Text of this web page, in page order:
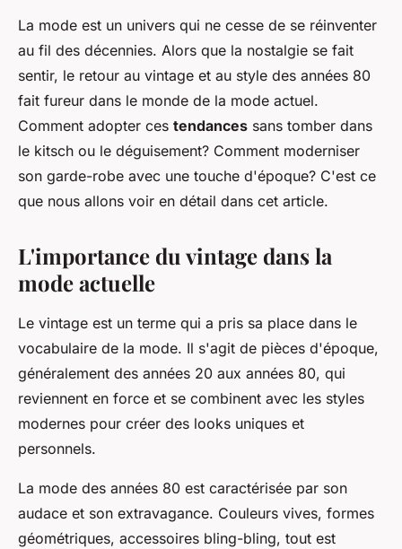
La mode est un univers qui ne cesse de se réinventer
au fil des décennies. Alors que la nostalgie se fait
sentir, le retour au vintage et au style des années 80
fait fureur dans le monde de la mode actuel.
Comment adopter ces tendances sans tomber dans
le kitsch ou le déguisement? Comment moderniser
son garde-robe avec une touche d'époque? C'est ce
que nous allons voir en détail dans cet article.
L'importance du vintage dans la
mode actuelle
Le vintage est un terme qui a pris sa place dans le
vocabulaire de la mode. Il s'agit de pièces d'époque,
généralement des années 20 aux années 80, qui
reviennent en force et se combinent avec les styles
modernes pour créer des looks uniques et
personnels.
La mode des années 80 est caractérisée par son
audace et son extravagance. Couleurs vives, formes
géométriques, accessoires bling-bling, tout est